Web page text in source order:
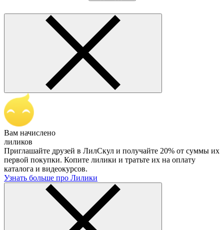
Вам начислено
лиликов
Приглашайте друзей в ЛилСкул и получайте 20% от суммы их
первой покупки. Копите лилики и тратьте их на оплату
каталога и видеокурсов.
Узнать больше про Лилики